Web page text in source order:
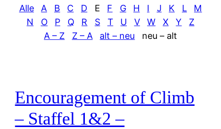
Alle
A B C D E F G H I J K L
M
N
O P Q R S T U V W X Y
Z
A – Z
Z – A alt – neu neu – alt
Encouragement of Climb
– Staffel 1&2 –